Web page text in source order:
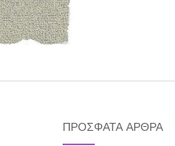
ΠΡΌΣΦΑΤΑ ΆΡΘΡΑ